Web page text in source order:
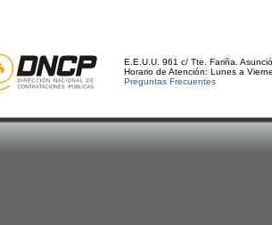
E.E.U.U. 961 c/ Tte. Fariña.
Horario de Atención: Lunes a
Preguntas Frecuentes